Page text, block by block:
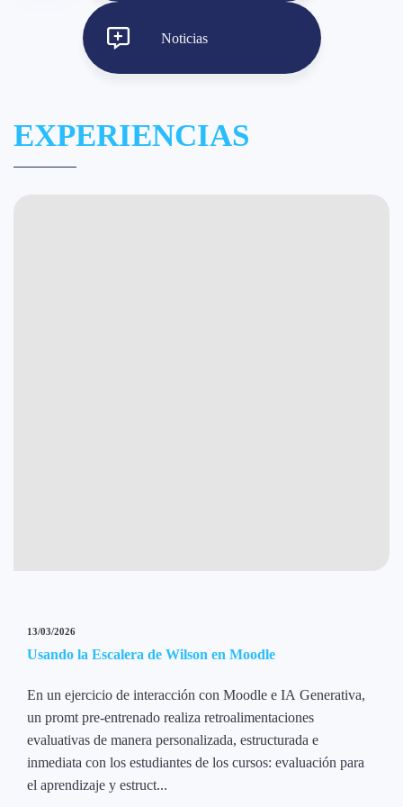
Noticias
EXPERIENCIAS
13/03/2026
Usando la Escalera de Wilson en Moodle
En un ejercicio de interacción con Moodle e IA Generativa,
un promt pre-entrenado realiza retroalimentaciones
evaluativas de manera personalizada, estructurada e
inmediata con los estudiantes de los cursos: evaluación para
el aprendizaje y estruct...